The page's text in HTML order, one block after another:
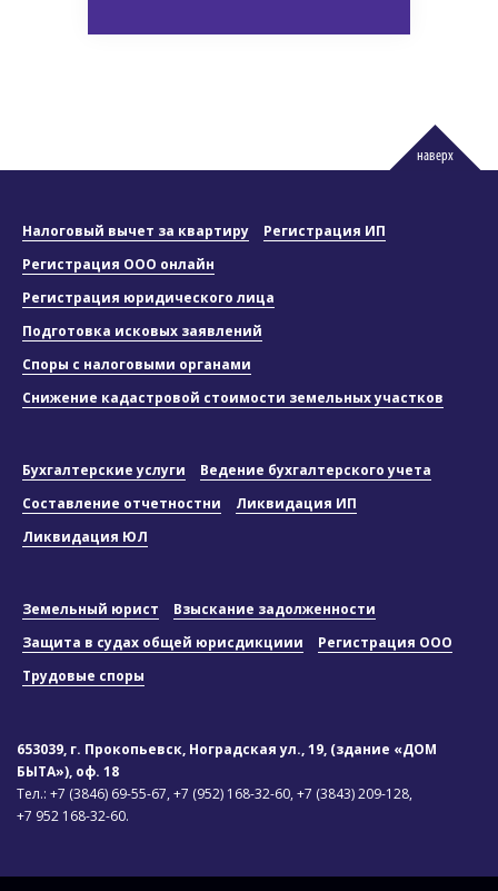
наверх
Налоговый вычет за квартиру
Регистрация ИП
Регистрация ООО онлайн
Регистрация юридического лица
Подготовка исковых заявлений
Споры с налоговыми органами
Снижение кадастровой стоимости земельных участков
Бухгалтерские услуги
Ведение бухгалтерского учета
Составление отчетностни
Ликвидация ИП
Ликвидация ЮЛ
Земельный юрист
Взыскание задолженности
Защита в судах общей юрисдикциии
Регистрация ООО
Трудовые споры
653039, г. Прокопьевск, Ноградская ул., 19, (здание «ДОМ
БЫТА»), оф. 18
Тел.: +7 (3846) 69-55-67, +7 (952) 168-32-60, +7 (3843) 209-128,
+7 952 168-32-60.